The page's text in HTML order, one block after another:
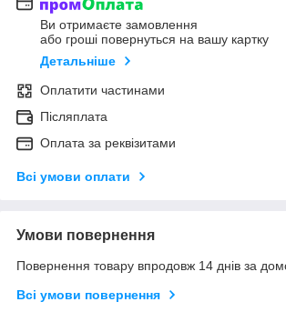
Ви отримаєте замовлення
або гроші повернуться на вашу картку
Детальніше
Оплатити частинами
Післяплата
Оплата за реквізитами
Всі умови оплати
Умови повернення
Повернення товару впродовж 14 днів за
Всі умови повернення